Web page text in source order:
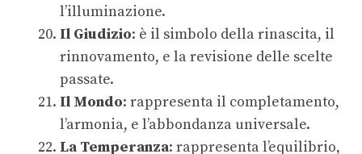
l’illuminazione.
Il Giudizio: è il simbolo della rinascita, il
rinnovamento, e la revisione delle scelte
passate.
Il Mondo: rappresenta il completamento,
l’armonia, e l’abbondanza universale.
La Temperanza: rappresenta l’equilibrio,